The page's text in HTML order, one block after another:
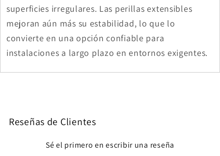
superficies irregulares. Las perillas extensibles
mejoran aún más su estabilidad, lo que lo
convierte en una opción confiable para
instalaciones a largo plazo en entornos exigentes.
Reseñas de Clientes
Sé el primero en escribir una reseña